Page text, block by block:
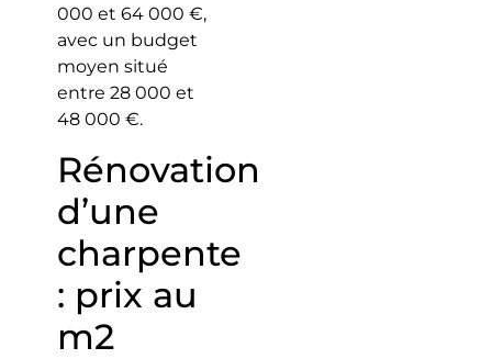
000 et 64 000 €,
avec un budget
moyen situé
entre 28 000 et
48 000 €.
Rénovation
d’une
charpente
: prix au
m2